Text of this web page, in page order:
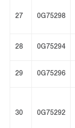
27 0G75298
28 0G75294
29 0G75296
30 0G75292